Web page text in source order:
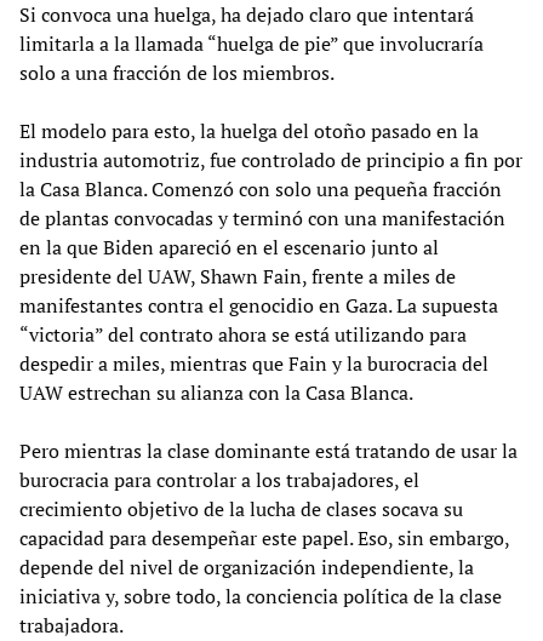
Si convoca una huelga, ha dejado claro que intentará
limitarla a la llamada “huelga de pie” que involucraría
solo a una fracción de los miembros.
El modelo para esto, la huelga del otoño pasado en la
industria automotriz, fue controlado de principio a fin por
la Casa Blanca. Comenzó con solo una pequeña fracción
de plantas convocadas y terminó con una manifestación
en la que Biden apareció en el escenario junto al
presidente del UAW, Shawn Fain, frente a miles de
manifestantes contra el genocidio en Gaza. La supuesta
“victoria” del contrato ahora se está utilizando para
despedir a miles, mientras que Fain y la burocracia del
UAW estrechan su alianza con la Casa Blanca.
Pero mientras la clase dominante está tratando de usar la
burocracia para controlar a los trabajadores, el
crecimiento objetivo de la lucha de clases socava su
capacidad para desempeñar este papel. Eso, sin embargo,
depende del nivel de organización independiente, la
iniciativa y, sobre todo, la conciencia política de la clase
trabajadora.